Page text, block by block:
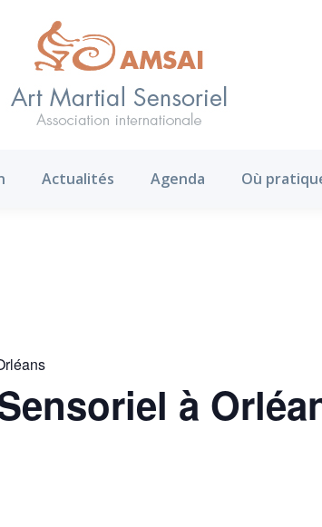
Actualités Agenda Où
à
association